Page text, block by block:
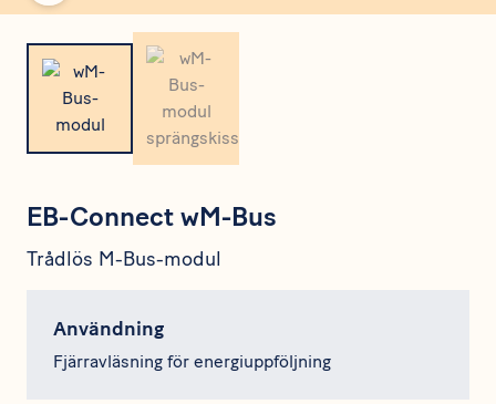
EB-Connect wM-Bus
Trådlös M-Bus-modul
Användning
Fjärravläsning för energiuppföljning